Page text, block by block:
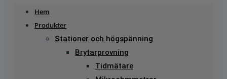
Hem
Produkter
Stationer och högspänning
Brytarprovning
Tidmätare